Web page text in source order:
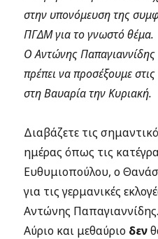
στην υπονόμευση της
ΠΓΔΜ για το γνωστό θέμα.
Ο Αντώνης Παπαγιαννίδης
πρέπει να προσέξουμε
στη Βαυαρία την Κυριακή.
Διαβάζετε τις
ημέρας όπως τις
Ευθυμιοπούλου, ο
για τις γερμανικές
Αντώνης Παπαγιαννίδης.
Αύριο και μεθαύριο δεν